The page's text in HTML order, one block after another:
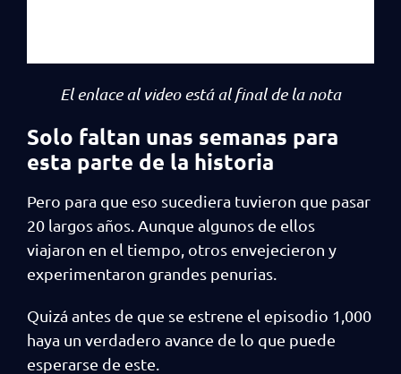
El enlace al video está al final de la nota
Solo faltan unas semanas para
esta parte de la historia
Pero para que eso sucediera tuvieron que pasar
20 largos años. Aunque algunos de ellos
viajaron en el tiempo, otros envejecieron y
experimentaron grandes penurias.
Quizá antes de que se estrene el episodio 1,000
haya un verdadero avance de lo que puede
esperarse de este.